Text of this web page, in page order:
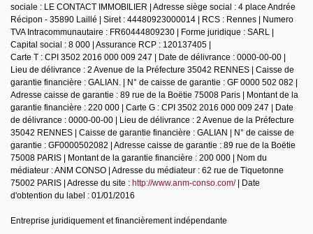
sociale : LE CONTACT IMMOBILIER | Adresse siège social : 4 place Andrée
Récipon - 35890 Laillé | Siret : 44480923000014 | RCS : Rennes | Numero
TVA Intracommunautaire : FR60444809230 | Forme juridique : SARL |
Capital social : 8 000 | Assurance RCP : 120137405 |
Carte T : CPI 3502 2016 000 009 247 | Date de délivrance : 0000-00-00 |
Lieu de délivrance : 2 Avenue de la Préfecture 35042 RENNES | Caisse de
garantie financière : GALIAN. | N° de caisse de garantie : GF 0000 502 082 |
Adresse caisse de garantie : 89 rue de la Boëtie 75008 Paris | Montant de la
garantie financière : 220 000 | Carte G : CPI 3502 2016 000 009 247 | Date
de délivrance : 0000-00-00 | Lieu de délivrance : 2 Avenue de la Préfecture
35042 RENNES | Caisse de garantie financière : GALIAN | N° de caisse de
garantie : GF0000502082 | Adresse caisse de garantie : 89 rue de la Boëtie
75008 PARIS | Montant de la garantie financière : 200 000 | Nom du
médiateur : ANM CONSO | Adresse du médiateur : 62 rue de Tiquetonne
75002 PARIS | Adresse du site : http://www.anm-conso.com/| Date
d'obtention du label : 01/01/2016
Entreprise juridiquement et financièrement indépendante